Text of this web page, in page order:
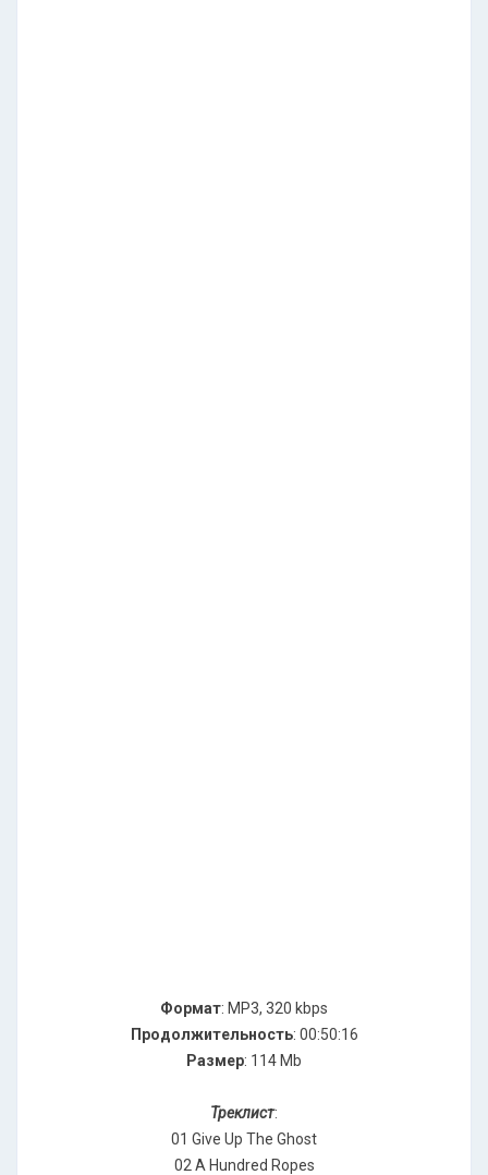
Формат: MP3, 320 kbps
Продолжительность: 00:50:16
Размер: 114 Mb
Треклист:
01 Give Up The Ghost
02 A Hundred Ropes